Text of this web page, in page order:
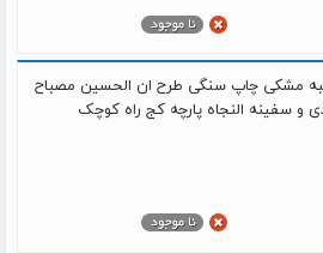
مشکی چاپ سنگی طرح ان الحسین مصباح
و سفینه النجاه پارچه کج راه کوچک